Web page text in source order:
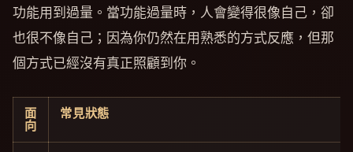
功能用到過量。當功能過量時，人會變得很像自己，卻
也很不像自己；因為你仍然在用熟悉的方式反應，但那
個方式已經沒有真正照顧到你。
面
向
常見狀態